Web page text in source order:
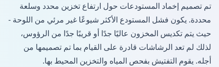
تم تصميم إخماد المستودعات حول ارتفاع تخزين محدد وسلعة
محددة. يكون فشل المستودع الأكثر شيوعًا غير مرئي من اللوحة -
حيث يتم تكديس المخزون عاليًا جدًا أو قريبًا جدًا من الرؤوس،
لذلك لم تعد الرشاشات قادرة على القيام بما تم تصميمها من
أجله. يقوم التفتيش بفحص المياه والتخزين المحيط بها.